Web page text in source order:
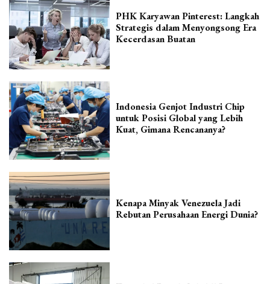
PHK Karyawan Pinterest: Langkah
Strategis dalam Menyongsong Era
Kecerdasan Buatan
Indonesia Genjot Industri Chip
untuk Posisi Global yang Lebih
Kuat, Gimana Rencananya?
Kenapa Minyak Venezuela Jadi
Rebutan Perusahaan Energi Dunia?